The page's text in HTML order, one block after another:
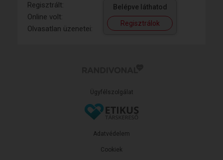
Regisztrált:
Online volt:
Olvasatlan üzenetei:
Belépve láthatod
Regisztrálok
Ügyfélszolgálat
Adatvédelem
Cookiek